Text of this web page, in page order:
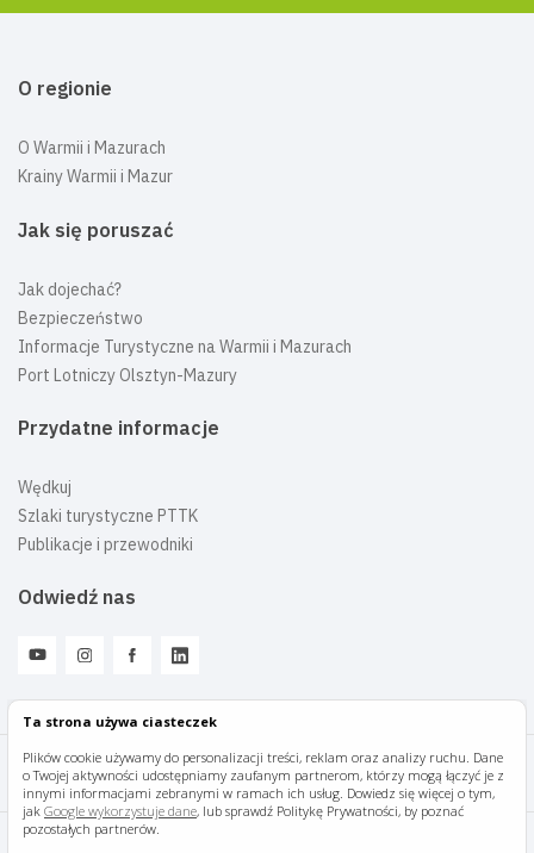
Ta strona używa ciasteczek
Plików cookie używamy do personalizacji treści, reklam oraz analizy ruchu. Dane
o Twojej aktywności udostępniamy zaufanym partnerom, którzy mogą łączyć je z
innymi informacjami zebranymi w ramach ich usług. Dowiedz się więcej o tym,
jak Google wykorzystuje dane, lub sprawdź Politykę Prywatności, by poznać
pozostałych partnerów.
O regionie
O Warmii i Mazurach
Krainy Warmii i Mazur
Jak się poruszać
Jak dojechać?
Bezpieczeństwo
Informacje Turystyczne na Warmii i Mazurach
Port Lotniczy Olsztyn-Mazury
Przydatne informacje
Wędkuj
Szlaki turystyczne PTTK
Publikacje i przewodniki
Odwiedź nas
Mazury Travel © 2026
Polityka prywatności